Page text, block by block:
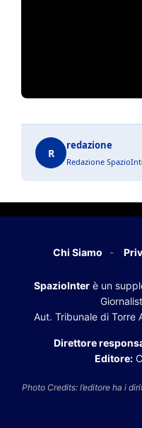
R
redazione
Redazione
Chi Siamo
SpazioInter è un
Aut. Tribunale di Torre
Direttore
Editore:
Photo Credits: l’editore ha i